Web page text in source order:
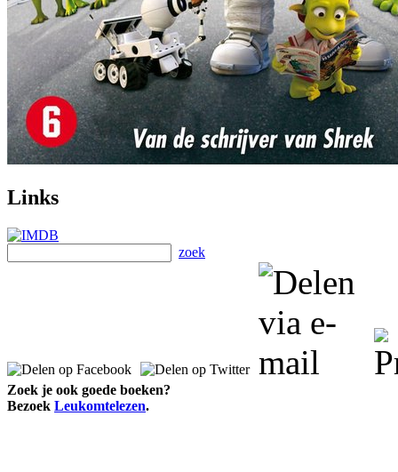
Links
zoek
Zoek je ook goede boeken?
Bezoek Leukomtelezen.